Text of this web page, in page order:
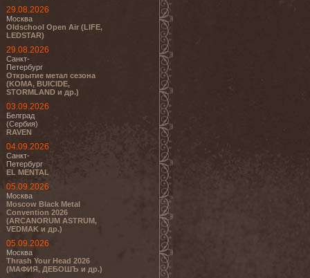
29.08.2026
Москва
Oldschool Open Air (LIFE,
LEDSTAR)
29.08.2026
Санкт-
Петербург
Открытие метал сезона
(KOMA, BUICIDE,
STORMLAND и др.)
03.09.2026
Белград
(Сербия)
RAVEN
04.09.2026
Санкт-
Петербург
EL MENTAL
05.09.2026
Москва
Moscow Black Metal
Convention 2026
(ARCANORUM ASTRUM,
VEDMAK и др.)
05.09.2026
Москва
Thrash Your Head 2026
(МАФИЯ, ДЕБОШЪ и др.)